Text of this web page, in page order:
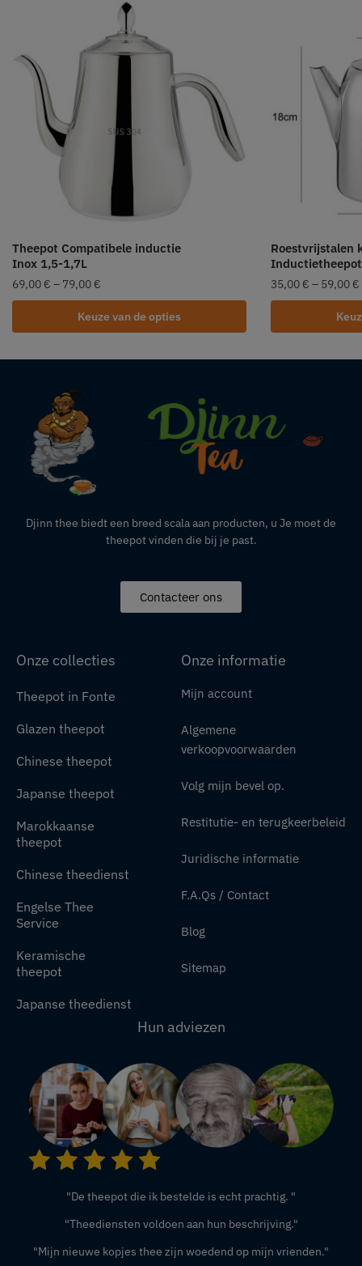
Theepot Compatibele inductie
Inox 1,5-1,7L
69,00 € – 79,00 €
Keuze van de opties
Roestvrijstalen
35,00 € – 59,00 €
Djinn thee biedt een breed scala aan producten, u Je moet de
theepot vinden die bij je past.
Contacteer ons
Onze collecties
Theepot in Fonte
Glazen theepot
Chinese theepot
Japanse theepot
Marokkaanse
theepot
Chinese theedienst
Engelse Thee
Service
Keramische
theepot
Japanse theedienst
Onze informatie
Mijn account
Algemene
verkoopvoorwaarden
Volg mijn bevel op.
Restitutie- en terugkeerbeleid
Juridische informatie
F.A.Qs / Contact
Blog
Sitemap
Hun adviezen
"De theepot die ik bestelde is echt prachtig. "
"Theediensten voldoen aan hun beschrijving."
"Mijn nieuwe kopjes thee zijn woedend op mijn vrienden."